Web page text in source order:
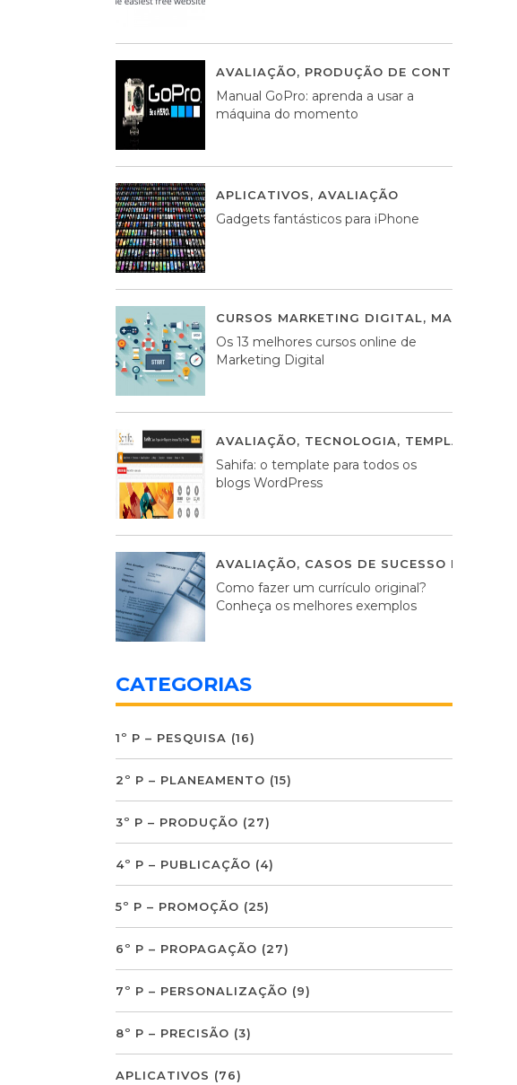
AVALIAÇÃO, PRODUÇÃO DE CONTEÚDOS
Manual GoPro: aprenda a usar a
máquina do momento
APLICATIVOS, AVALIAÇÃO
Gadgets fantásticos para iPhone
CURSOS MARKETING DIGITAL,
Os 13 melhores cursos online de
Marketing Digital
AVALIAÇÃO, TECNOLOGIA, TEMPLATES
Sahifa: o template para todos os
blogs WordPress
AVALIAÇÃO, CASOS DE SUCESSO DE
Como fazer um currículo original?
Conheça os melhores exemplos
CATEGORIAS
1º P – PESQUISA (16)
2º P – PLANEAMENTO (15)
3º P – PRODUÇÃO (27)
4º P – PUBLICAÇÃO (4)
5º P – PROMOÇÃO (25)
6º P – PROPAGAÇÃO (27)
7º P – PERSONALIZAÇÃO (9)
8º P – PRECISÃO (3)
APLICATIVOS (76)